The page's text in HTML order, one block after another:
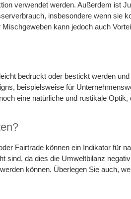
verwendet werden. Außerdem ist
insbesondere wenn sie
kann jedoch auch
bedruckt oder bestickt werden
beispielsweise für
eine natürliche und rustikale Optik,
Fairtrade können ein Indikator für
sind, da dies die Umweltbilanz
können. Überlegen Sie auch,